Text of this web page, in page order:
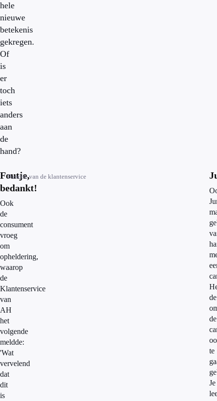
hele
nieuwe
betekenis
gekregen.
Of
is
er
toch
iets
anders
aan
de
hand?
Foutje,
bedankt!
Ook
de
consument
vroeg
om
opheldering,
waarop
de
Klantenservice
van
AH
het
volgende
meldde:
'Wat
vervelend
dat
dit
is
Reactie van de klantenservice
de
te
Je